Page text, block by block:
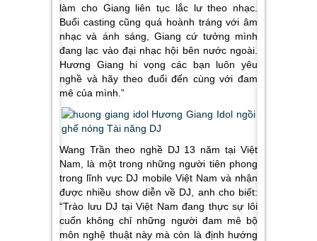
làm cho Giang liên tục lắc lư theo nhạc.
Buổi casting cũng quá hoành tráng với âm
nhạc và ánh sáng, Giang cứ tưởng mình
đang lạc vào đại nhạc hội bên nước ngoài.
Hương Giang hi vọng các bạn luôn yêu
nghề và hãy theo đuổi đến cùng với đam
mê của mình.”
Wang Trần theo nghề DJ 13 năm tại Việt
Nam, là một trong những người tiên phong
trong lĩnh vực DJ mobile Việt Nam và nhận
được nhiều show diễn về DJ, anh cho biết:
“Trào lưu DJ tại Việt Nam đang thực sự lôi
cuốn không chỉ những người đam mê bộ
môn nghệ thuật này mà còn là định hướng